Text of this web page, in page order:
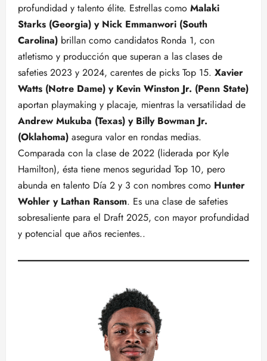
profundidad y talento élite. Estrellas como Malaki
Starks (Georgia) y Nick Emmanwori (South
Carolina) brillan como candidatos Ronda 1, con
atletismo y producción que superan a las clases de
safeties 2023 y 2024, carentes de picks Top 15. Xavier
Watts (Notre Dame) y Kevin Winston Jr. (Penn State)
aportan playmaking y placaje, mientras la versatilidad de
Andrew Mukuba (Texas) y Billy Bowman Jr.
(Oklahoma) asegura valor en rondas medias.
Comparada con la clase de 2022 (liderada por Kyle
Hamilton), ésta tiene menos seguridad Top 10, pero
abunda en talento Día 2 y 3 con nombres como Hunter
Wohler y Lathan Ransom. Es una clase de safeties
sobresaliente para el Draft 2025, con mayor profundidad
y potencial que años recientes..